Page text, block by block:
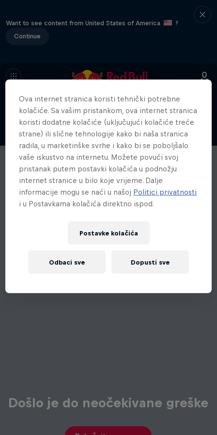
Want to see content from United States of America
?
Continue
Došlo je do neočekivane greške
Ova internet stranica koristi tehnički potrebne
kolačiće. Sa vašim pristankom, ova internet stranica
koristi dodatne kolačiće (uključujući kolačiće treće
strane) ili slične tehnologije kako bi naša stranica
radila, u marketinške svrhe i kako bi se poboljšalo
vaše iskustvo na internetu. Možete povući svoj
pristanak putem postavki kolačića u podnožju
internet stranice u bilo koje vrijeme. Dalje
informacije mogu se naći u našoj Politici privatnosti
i u Postavkama kolačića direktno ispod.
Postavke kolačića
Odbaci sve Dopusti sve